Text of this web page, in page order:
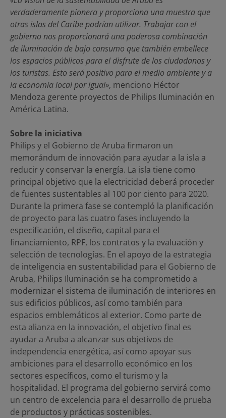
verdaderamente pionera y proporciona una muestra que
otras islas del Caribe podrían utilizar. Trabajar con el
gobierno nos proporcionará una poderosa combinación
de iluminación de bajo consumo que también embellece
los espacios públicos para el disfrute de los ciudadanos y
los turistas. Esto será positivo para el medio ambiente y a
la economía local por igual», menciono Héctor
Mendoza gerente proyectos de Philips Iluminación en
América Latina.
Sobre la iniciativa
Philips y el Gobierno de Aruba firmaron un
memorándum de innovación para ayudar a la isla a
reducir y conservar la energía. La isla tiene como
principal objetivo que la electricidad deberá proceder
de fuentes sustentables al 100 por ciento para 2020.
Durante la primera fase se contempló la planificación
de proyecto para las cuatro fases incluyendo la
especificación, el diseño, capital para el
financiamiento, RPF, los contratos y la evaluación y
selección de tecnologías. En el apoyo de la estrategia
de inteligencia en sustentabilidad para el Gobierno de
Aruba, Philips Iluminación se ha comprometido a
modernizar el sistema de iluminación de interiores en
sus edificios públicos, así como también para
espacios emblemáticos al exterior. Como parte de
esta alianza en la innovación, el objetivo final es
ayudar a Aruba a alcanzar sus objetivos de
independencia energética, así como apoyar sus
ambiciones para el desarrollo económico en los
sectores específicos, como el turismo y la
hospitalidad. El programa del gobierno servirá como
un centro de excelencia para el desarrollo de prueba
de productos y prácticas sostenibles.